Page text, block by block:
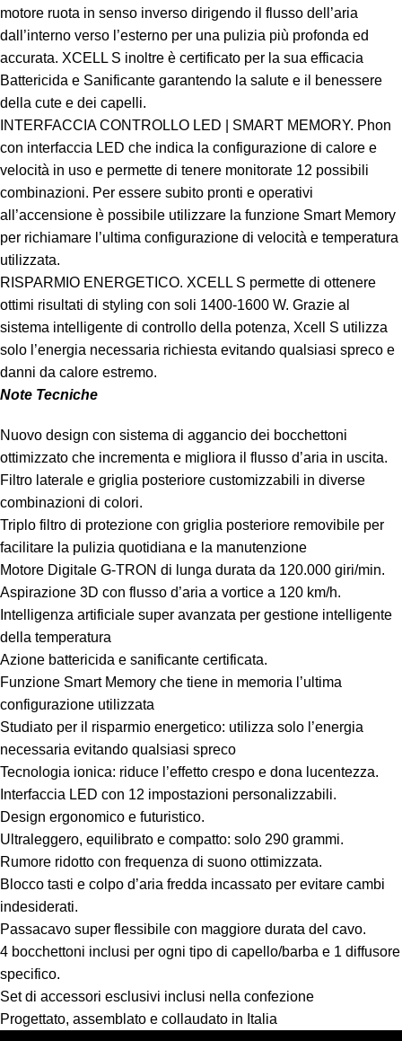
motore ruota in senso inverso dirigendo il flusso dell’aria
dall’interno verso l’esterno per una pulizia più profonda ed
accurata. XCELL S inoltre è certificato per la sua efficacia
Battericida e Sanificante garantendo la salute e il benessere
della cute e dei capelli.
INTERFACCIA CONTROLLO LED | SMART MEMORY. Phon
con interfaccia LED che indica la configurazione di calore e
velocità in uso e permette di tenere monitorate 12 possibili
combinazioni. Per essere subito pronti e operativi
all’accensione è possibile utilizzare la funzione Smart Memory
per richiamare l’ultima configurazione di velocità e temperatura
utilizzata.
RISPARMIO ENERGETICO. XCELL S permette di ottenere
ottimi risultati di styling con soli 1400-1600 W. Grazie al
sistema intelligente di controllo della potenza, Xcell S utilizza
solo l’energia necessaria richiesta evitando qualsiasi spreco e
danni da calore estremo.
Note Tecniche
Nuovo design con sistema di aggancio dei bocchettoni
ottimizzato che incrementa e migliora il flusso d’aria in uscita.
Filtro laterale e griglia posteriore customizzabili in diverse
combinazioni di colori.
Triplo filtro di protezione con griglia posteriore removibile per
facilitare la pulizia quotidiana e la manutenzione
Motore Digitale G-TRON di lunga durata da 120.000 giri/min.
Aspirazione 3D con flusso d’aria a vortice a 120 km/h.
Intelligenza artificiale super avanzata per gestione intelligente
della temperatura
Azione battericida e sanificante certificata.
Funzione Smart Memory che tiene in memoria l’ultima
configurazione utilizzata
Studiato per il risparmio energetico: utilizza solo l’energia
necessaria evitando qualsiasi spreco
Tecnologia ionica: riduce l’effetto crespo e dona lucentezza.
Interfaccia LED con 12 impostazioni personalizzabili.
Design ergonomico e futuristico.
Ultraleggero, equilibrato e compatto: solo 290 grammi.
Rumore ridotto con frequenza di suono ottimizzata.
Blocco tasti e colpo d’aria fredda incassato per evitare cambi
indesiderati.
Passacavo super flessibile con maggiore durata del cavo.
4 bocchettoni inclusi per ogni tipo di capello/barba e 1 diffusore
specifico.
Set di accessori esclusivi inclusi nella confezione
Progettato, assemblato e collaudato in Italia